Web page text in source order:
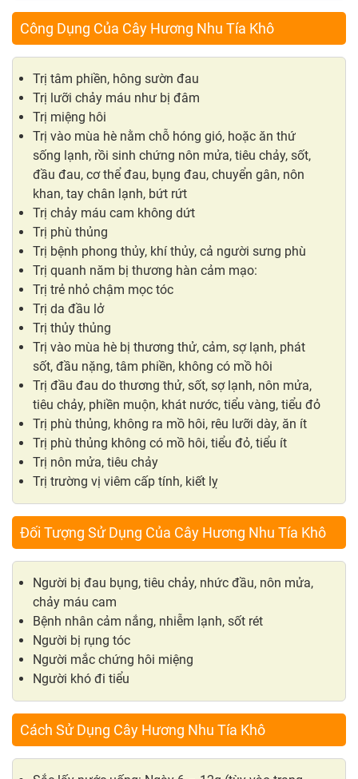
Công Dụng Của Cây Hương Nhu Tía Khô
Trị tâm phiền, hông sườn đau
Trị lưỡi chảy máu như bị đâm
Trị miệng hôi
Trị vào mùa hè nằm chỗ hóng gió, hoặc ăn thứ
sống lạnh, rồi sinh chứng nôn mửa, tiêu chảy, sốt,
đầu đau, cơ thể đau, bụng đau, chuyển gân, nôn
khan, tay chân lạnh, bứt rứt
Trị chảy máu cam không dứt
Trị phù thủng
Trị bệnh phong thủy, khí thủy, cả người sưng phù
Trị quanh năm bị thương hàn cảm mạo:
Trị trẻ nhỏ chậm mọc tóc
Trị da đầu lở
Trị thủy thủng
Trị vào mùa hè bị thương thử, cảm, sợ lạnh, phát
sốt, đầu nặng, tâm phiền, không có mồ hôi
Trị đầu đau do thương thử, sốt, sợ lạnh, nôn mửa,
tiêu chảy, phiền muộn, khát nước, tiểu vàng, tiểu đỏ
Trị phù thủng, không ra mồ hôi, rêu lưỡi dày, ăn ít
Trị phù thủng không có mồ hôi, tiểu đỏ, tiểu ít
Trị nôn mửa, tiêu chảy
Trị trường vị viêm cấp tính, kiết lỵ
Đối Tượng Sử Dụng Của Cây Hương Nhu Tía Khô
Người bị đau bụng, tiêu chảy, nhức đầu, nôn mửa,
chảy máu cam
Bệnh nhân cảm nắng, nhiễm lạnh, sốt rét
Người bị rụng tóc
Người mắc chứng hôi miệng
Người khó đi tiểu
Cách Sử Dụng Cây Hương Nhu Tía Khô